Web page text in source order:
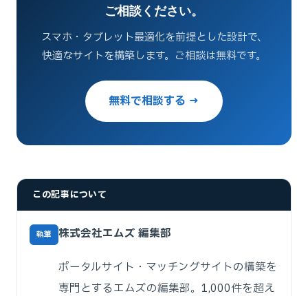
ご相談ください。
スマホ・タブレット最適化を前提とした設計で、
快適なサイトを構築します。ご相談は無料です。
無料で相談する →
この記事について
執筆 株式会社エムズ 編集部
ポータルサイト・マッチングサイトの構築を
専門とするエムズの編集部。1,000件を超え